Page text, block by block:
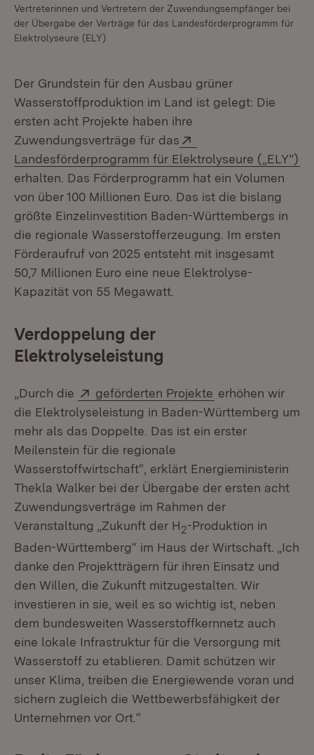
Vertreterinnen und Vertretern der Zuwendungsempfänger bei
der Übergabe der Verträge für das Landesförderprogramm für
Elektrolyseure (ELY)
Der Grundstein für den Ausbau grüner
Wasserstoffproduktion im Land ist gelegt: Die
ersten acht Projekte haben ihre
Zuwendungsverträge für das
Landesförderprogramm für Elektrolyseure („ELY”)
erhalten. Das Förderprogramm hat ein Volumen
von über 100 Millionen Euro. Das ist die bislang
größte Einzelinvestition Baden-Württembergs in
die regionale Wasserstofferzeugung. Im ersten
Förderaufruf von 2025 entsteht mit insgesamt
50,7 Millionen Euro eine neue Elektrolyse-
Kapazität von 55 Megawatt.
Verdoppelung der
Elektrolyseleistung
„Durch die Extern:
geförderten Projekte (Öffnet in
erhöhen wir
die Elektrolyseleistung in Baden-Württemberg um
mehr als das Doppelte. Das ist ein erster
Meilenstein für die regionale
Wasserstoffwirtschaft“, erklärt Energieministerin
Thekla Walker bei der Übergabe der ersten acht
Zuwendungsverträge im Rahmen der
Veranstaltung „Zukunft der H2-Produktion in
Baden-Württemberg“ im Haus der Wirtschaft. „Ich
danke den Projektträgern für ihren Einsatz und
den Willen, die Zukunft mitzugestalten. Wir
investieren in sie, weil es so wichtig ist, neben
dem bundesweiten Wasserstoffkernnetz auch
eine lokale Infrastruktur für die Versorgung mit
Wasserstoff zu etablieren. Damit schützen wir
unser Klima, treiben die Energiewende voran und
sichern zugleich die Wettbewerbsfähigkeit der
Unternehmen vor Ort.“